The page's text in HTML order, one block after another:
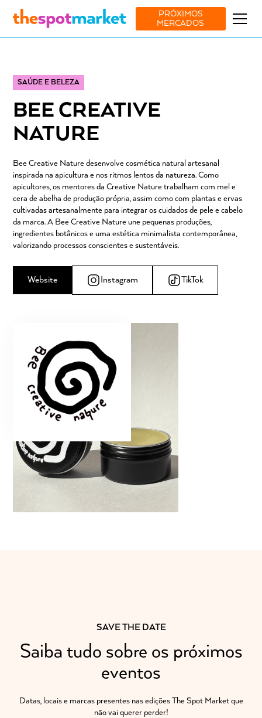
PRÓXIMOS
MERCADOS
SAÚDE E BELEZA
BEE CREATIVE
NATURE
Bee Creative Nature desenvolve cosmética natural artesanal
inspirada na apicultura e nos ritmos lentos da natureza. Como
apicultores, os mentores da Creative Nature trabalham com mel e
cera de abelha de produção própria, assim como com plantas e ervas
cultivadas artesanalmente para integrar os cuidados de pele e cabelo
da marca. A Bee Creative Nature une pequenas produções,
ingredientes botânicos e uma estética minimalista contemporânea,
valorizando processos conscientes e sustentáveis.
Website Instagram TikTok
SAVE THE DATE
Saiba tudo sobre os próximos
eventos
Datas, locais e marcas presentes nas edições The Spot Market que
não vai querer perder!